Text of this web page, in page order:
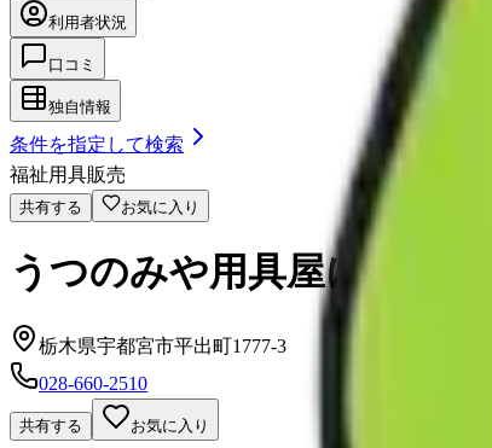
利用者状況
口コミ
独自情報
条件を指定して検索
福祉用具販売
共有する お気に入り
うつのみや用具屋にこっと
栃木県宇都宮市平出町1777-3
028-660-2510
共有する お気に入り